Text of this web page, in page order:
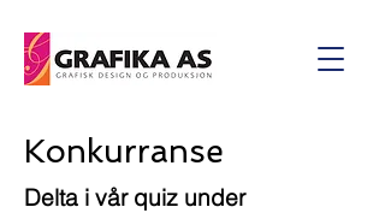
Konkurranse
Delta i vår quiz under